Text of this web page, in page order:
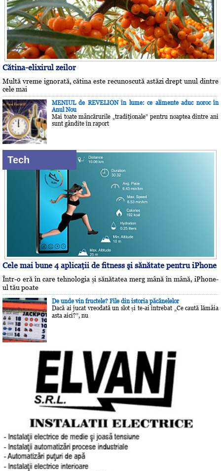
Cătina-elixirul zeilor
Multă vreme ignorată, cătina este recunoscută astăzi drept unul dintre
cele mai
MENIUL de REVELION în lume: ce alimente aduc noroc în
Anul Nou
Mai toate mâncărurile „tradiţionale” pentru noaptea dintre ani
sunt gândite în raport
Tech
Cele mai bune 4 aplicaţii de fitness şi sănătate pentru iPhone
Într-o eră în care tehnologia și sănătatea merg mână în mână, iPhone-
ul tău poate
De unde vin fructele? File din istoria păcănelelor
Dacă ai jucat vreodată un slot și te-ai întrebat „Ce caută lămâia
asta aici?”, nu